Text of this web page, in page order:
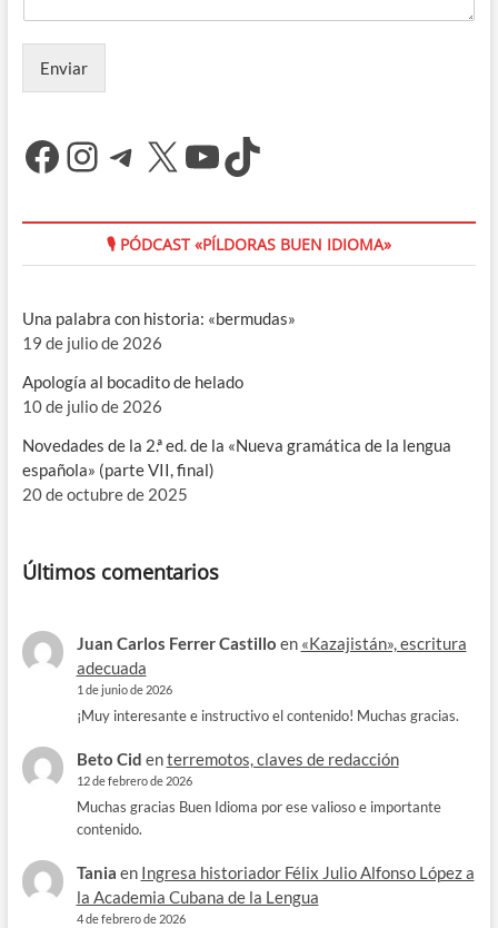
Enviar
Facebook
Instagram
Telegram
X YouTube
TikTok
🎙 PÓDCAST «PÍLDORAS BUEN IDIOMA»
Una palabra con historia: «bermudas»
19 de julio de 2026
Apología al bocadito de helado
10 de julio de 2026
Novedades de la 2.ª ed. de la «Nueva gramática de la lengua
española» (parte VII, final)
20 de octubre de 2025
Últimos comentarios
Juan Carlos Ferrer Castillo en «Kazajistán», escritura
adecuada
1 de junio de 2026
¡Muy interesante e instructivo el contenido! Muchas gracias.
Beto Cid enterremotos, claves de redacción
12 de febrero de 2026
Muchas gracias Buen Idioma por ese valioso e importante
contenido.
Tania en Ingresa historiador Félix Julio Alfonso López a
la Academia Cubana de la Lengua
4 de febrero de 2026